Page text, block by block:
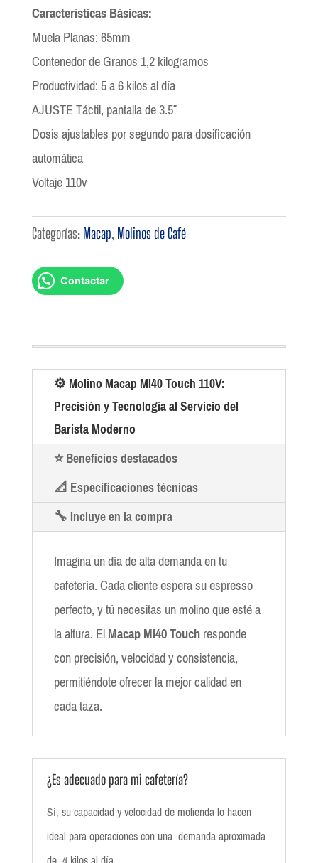
Características Básicas:
Muela Planas: 65mm
Contenedor de Granos 1,2 kilogramos
Productividad: 5 a 6 kilos al día
AJUSTE Táctil, pantalla de 3.5″
Dosis ajustables por segundo para dosificación
automática
Voltaje 110v
Categorías: Macap, Molinos de Café
Contactar
⚙️ Molino Macap MI40 Touch 110V:
Precisión y Tecnología al Servicio del
Barista Moderno
⭐ Beneficios destacados
📐 Especificaciones técnicas
🔧 Incluye en la compra
Imagina un día de alta demanda en tu
cafetería. Cada cliente espera su espresso
perfecto, y tú necesitas un molino que esté a
la altura. ElMacap MI40 Touchresponde
con precisión, velocidad y consistencia,
permitiéndote ofrecer la mejor calidad en
cada taza.
¿Es adecuado para mi cafetería?
Sí, su capacidad y velocidad de molienda lo hacen
ideal para operaciones con una demanda aproximada